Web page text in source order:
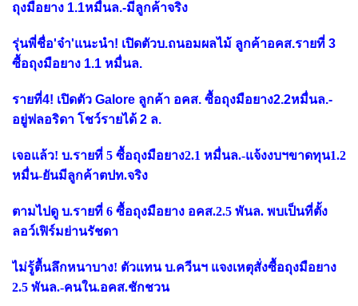
ถุงมือยาง 1.1หมื่นล.-มีลูกค้าจริง
รุ่นพี่ชื่อ'จ๋า'แนะนำ! เปิดตัวบ.ถนอมผลไม้ ลูกค้าอคส.รายที่ 3
ซื้อถุงมือยาง 1.1 หมื่นล.
รายที่4! เปิดตัว Galore ลูกค้า อคส. ซื้อถุงมือยาง2.2หมื่นล.-
อยู่ฟลอริดา โชว์รายได้ 2 ล.
เจอแล้ว! บ.รายที่ 5 ซื้อถุงมือยาง2.1 หมื่นล.-แจ้งงบฯขาดทุน1.2
หมื่น-ยันมีลูกค้าตปท.จริง
ตามไปดู บ.รายที่ 6 ซื้อถุงมือยาง อคส.2.5 พันล. พบเป็นที่ตั้ง
ลอว์เฟิร์มย่านรัชดา
ไม่รู้ตื้นลึกหนาบาง! ตัวแทน บ.ควีนฯ แจงเหตุสั่งซื้อถุงมือยาง
2.5 พันล.-คนใน.อคส.ชักชวน